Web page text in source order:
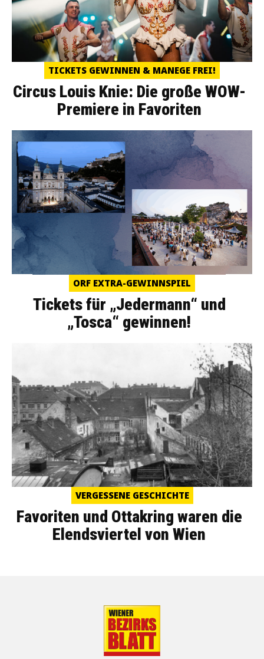
TICKETS GEWINNEN & MANEGE FREI!
Circus Louis Knie: Die große WOW-
Premiere in Favoriten
ORF EXTRA-GEWINNSPIEL
Tickets für „Jedermann“ und
„Tosca“ gewinnen!
VERGESSENE GESCHICHTE
Favoriten und Ottakring waren die
Elendsviertel von Wien